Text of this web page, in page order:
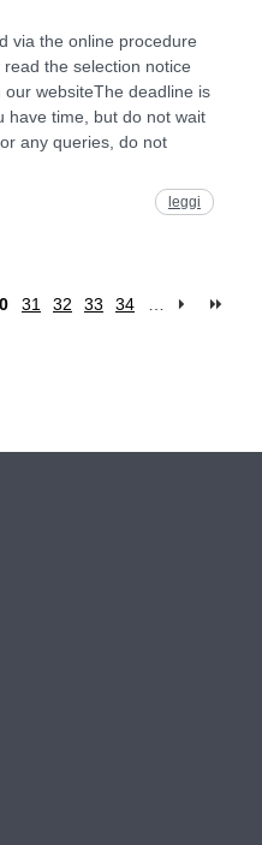
via the online procedure
the selection notice
websiteThe deadline is
have time, but do not wait
any queries, do not
leggi
31 32 33 34